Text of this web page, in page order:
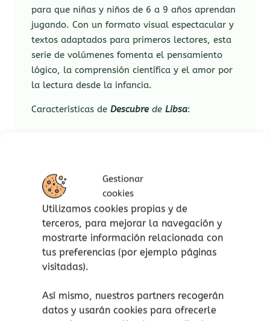
Gestionar
cookies
Utilizamos cookies propias y de
terceros, para mejorar la navegación y
mostrarte información relacionada con
tus preferencias (por ejemplo páginas
visitadas).
Así mismo, nuestros partners recogerán
datos y usarán cookies para ofrecerle
para que niñas y niños de 6 a 9 años aprendan
jugando. Con un formato visual espectacular y
textos adaptados para primeros lectores, esta
serie de volúmenes fomenta el pensamiento
lógico, la comprensión científica y el amor por
la lectura desde la infancia.
Características deDescubredeLibsa:
fascinantes sobre el mundo que nos
Formato atractivo y duradero:
ediciones de tapa dura de alta
calidad, ideales para resistir el uso
diario de los pequeños exploradores.
Ilustraciones a todo color:
atención de los peques, facilitando la
comprensión y retención de conceptos